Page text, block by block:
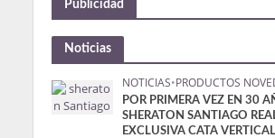
Publicidad
Noticias
NOTICIAS•PRODUCTOS
POR PRIMERA VEZ EN 30
SHERATON SANTIAGO
EXCLUSIVA CATA